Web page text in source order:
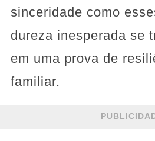
sinceridade como
dureza inesperada se
em uma prova de
familiar.